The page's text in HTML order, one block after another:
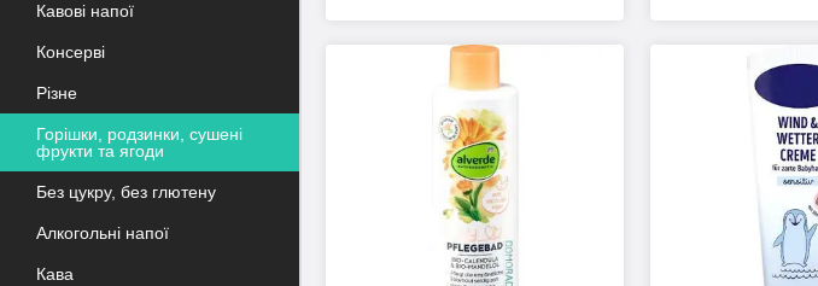
Кавові напої
Консерві
Різне
Горішки, родзинки, сушені
фрукти та ягоди
Без цукру, без глютену
Алкогольні напої
Кава